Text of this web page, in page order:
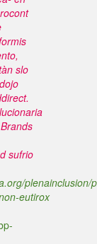
slo
sufrio
plenainclusion/
eutirox